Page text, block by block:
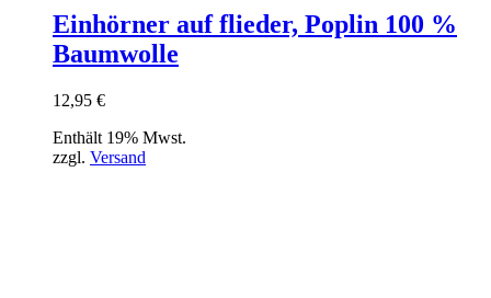
Einhörner auf flieder, Poplin 100 %
Baumwolle
12,95 €
Enthält 19% Mwst.
zzgl. Versand